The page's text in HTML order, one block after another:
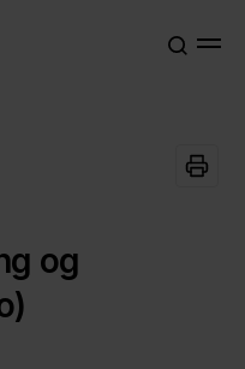
og